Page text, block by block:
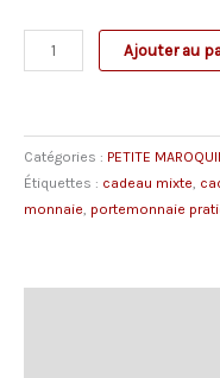
quantité
de
Porte-
monnaie
TAPS
Ajouter au
Catégories : PETITE
Étiquettes : cadeau mixte,
monnaie, portemonnaie